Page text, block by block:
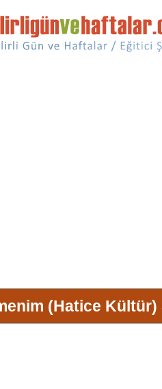
(Hatice Kültür)